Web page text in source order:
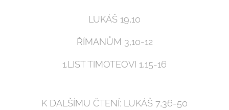
LUKÁŠ 19,10
ŘÍMANŮM 3,10-12
1.LIST TIMOTEOVI 1,15-16
K DALŠÍMU ČTENÍ: LUKÁŠ 7,36-50